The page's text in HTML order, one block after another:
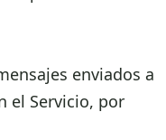
enviados a
el Servicio, por